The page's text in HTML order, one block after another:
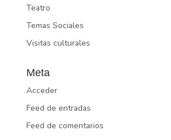
Teatro
Temas Sociales
Visitas culturales
Meta
Acceder
Feed de entradas
Feed de comentarios